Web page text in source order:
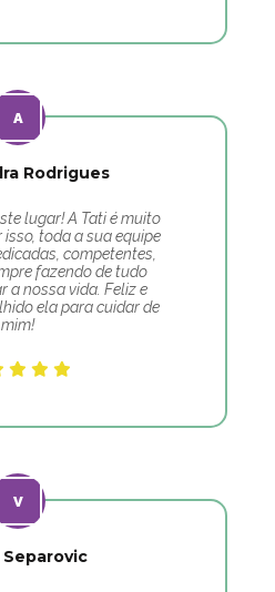
Rodrigues
lugar! A Tati é muito
toda a sua equipe
competentes,
fazendo de tudo
a nossa vida. Feliz e
ela para cuidar de
mim!
Separovic